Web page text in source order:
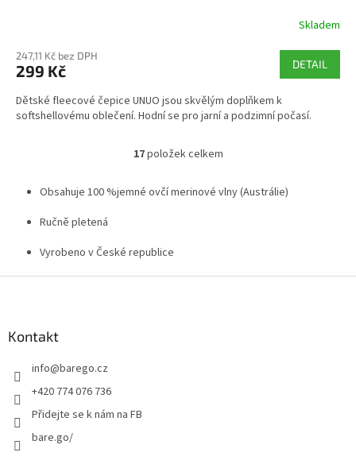
Skladem
247,11 Kč bez DPH
299 Kč DETAIL
Dětské fleecové čepice UNUO jsou skvělým doplňkem k
softshellovému oblečení. Hodní se pro jarní a podzimní počasí.
O
l
p
17položek celkem
Obsahuje 100 %jemné ovčí merinové vlny (Austrálie)
Ručně pletená
Vyrobeno v České republice
Kontakt
info@barego.cz
+420 774 076 736
Přidejte se k nám na FB
bare.go/